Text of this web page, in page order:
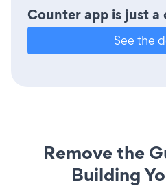
Counter app is just a
See the
Remove the
Building